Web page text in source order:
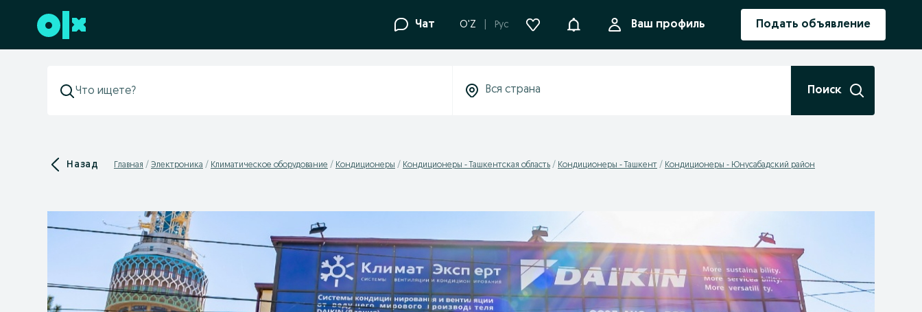
Перейти к нижнему колонтитулу Чат O'Z Рус УведомленияВаш профиль Подать объявление
Поиск
Назад Главная Электроника Климатическое оборудование Кондиционеры Кондиционеры - Ташкентская область Кондиционеры - Ташкент Кондиционеры - Юнусабадский район